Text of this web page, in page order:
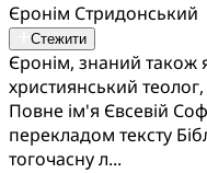
Єронім Стридонський
Стежити
Єронім, знаний
християнський
Повне ім'я Євсевій
перекладом тексту
тогочасну л...